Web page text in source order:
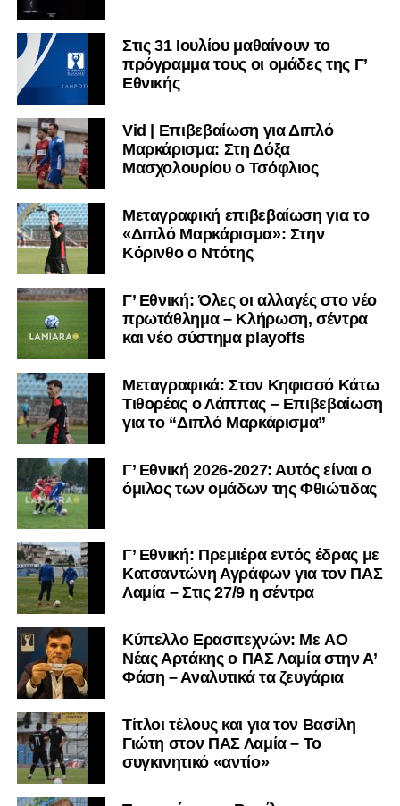
Στις 31 Ιουλίου μαθαίνουν το
πρόγραμμα τους οι ομάδες της Γ’
Εθνικής
Vid | Επιβεβαίωση για Διπλό
Μαρκάρισμα: Στη Δόξα
Μασχολουρίου ο Τσόφλιος
Μεταγραφική επιβεβαίωση για το
«Διπλό Μαρκάρισμα»: Στην
Κόρινθο ο Ντότης
Γ’ Εθνική: Όλες οι αλλαγές στο νέο
πρωτάθλημα – Κλήρωση, σέντρα
και νέο σύστημα playoffs
Μεταγραφικά: Στον Κηφισσό Κάτω
Τιθορέας ο Λάππας – Επιβεβαίωση
για το “Διπλό Μαρκάρισμα”
Γ’ Εθνική 2026-2027: Αυτός είναι ο
όμιλος των ομάδων της Φθιώτιδας
Γ’ Εθνική: Πρεμιέρα εντός έδρας με
Κατσαντώνη Αγράφων για τον ΠΑΣ
Λαμία – Στις 27/9 η σέντρα
Kύπελλο Ερασιτεχνών: Με AO
Nέας Αρτάκης ο ΠΑΣ Λαμία στην Α’
Φάση – Αναλυτικά τα ζευγάρια
Τίτλοι τέλους και για τον Βασίλη
Γιώτη στον ΠΑΣ Λαμία – Το
συγκινητικό «αντίο»